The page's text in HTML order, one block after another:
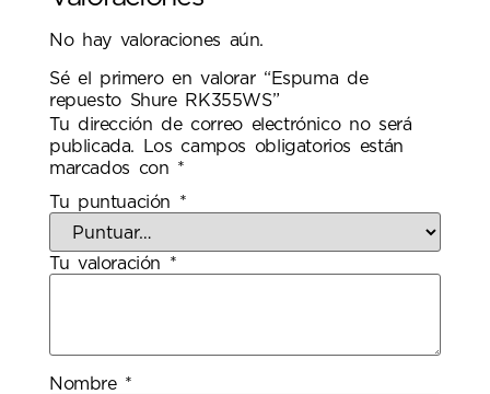
No hay valoraciones aún.
Sé el primero en valorar “Espuma de
repuesto Shure RK355WS”
Tu dirección de correo electrónico no será
publicada.
Los campos obligatorios están
marcados con *
Tu puntuación *
Tu valoración *
Nombre *